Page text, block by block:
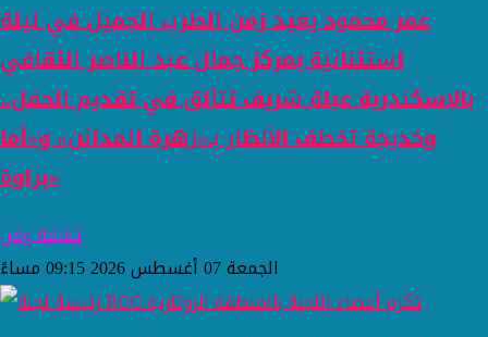
عمر محمود يعيد زمن الطرب الجميل في ليلة
استثنائية بمركز جمال عبد الناصر الثقافي
بالإسكندرية عبلة شريف تتألق في تقديم الحفل..
وخديجة تخطف الأنظار بـ«زهرة المدائن» و«أما
براوة»
ثقافة وفن
الجمعة 07 أغسطس 2026 09:15 مساءً